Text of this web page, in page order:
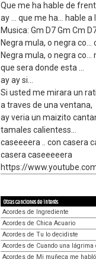
Que me ha hable de
ay ... que me ha... hable a
Musica: Gm D7 Gm Cm
Negra mula, o negra co...
Negra mula, o negra
que sera donde esta ...
ay ay si...
Si usted me mirara un
a traves de una ventana,
ay veria un maizito
tamales calientess...
caseeeera .. con casera
casera caseeeeera
https://
Otras canciones de interés
Acordes de Ingrediente
Acordes de Chica Acuario
Acordes de Tu lo decidiste
Acordes de Cuando una lágrima
Acordes de Mi muñeca me habló